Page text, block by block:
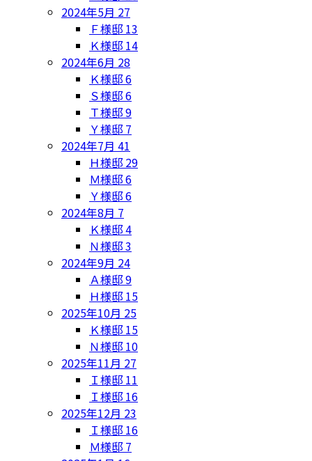
2024年5月 27
Ｆ様邸 13
Ｋ様邸 14
2024年6月 28
Ｋ様邸6
Ｓ様邸6
Ｔ様邸9
Ｙ様邸 7
2024年7月 41
Ｈ様邸 29
Ｍ様邸6
Ｙ様邸6
2024年8月 7
Ｋ様邸4
Ｎ様邸3
2024年9月 24
Ａ様邸9
Ｈ様邸 15
2025年10月 25
Ｋ様邸 15
Ｎ様邸 10
2025年11月 27
Ｉ様邸 11
Ｉ様邸 16
2025年12月 23
Ｉ様邸 16
Ｍ様邸 7